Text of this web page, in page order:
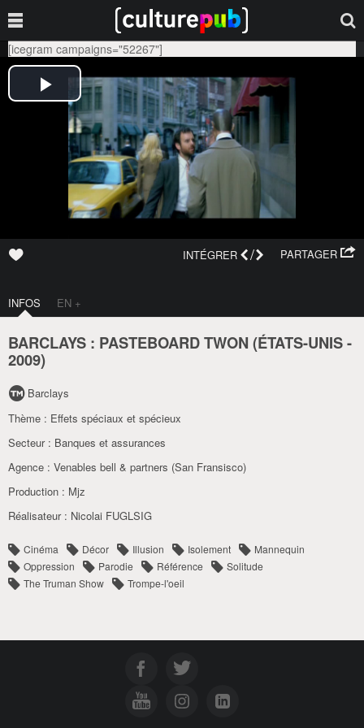
[icegram campaigns="52267"]
PARTAGER
INTÉGRER /
INFOS EN +
BARCLAYS : PASTEBOARD TWON (ÉTATS-UNIS-
2009)
Barclays
Thème : Effets spéciaux et spécieux
Secteur : Banques et assurances
Agence : Venables bell & partners (San Fransisco)
Production : Mjz
Réalisateur : Nicolai FUGLSIG
Cinéma Décor Illusion Isolement
Mannequin
Oppression
Parodie Référence
Solitude
The Truman Show
Trompe-l'oeil